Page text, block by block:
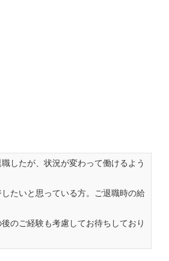
したが、状況が変わって働けるよう
たいと思っている方。ご退職時の給
のご経験も考慮してお待ちしており